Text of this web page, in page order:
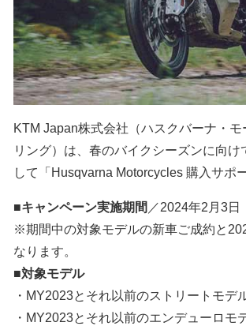
KTM Japan株式会社（ハスクバーナ・
リング）は、春のバイクシーズンに向
して「Husqvarna Motorcycles 購入サポ
■キャンペーン実施期間 ／2024年2月3日
※期間中の対象モデルの新車ご成約と
なります。
■対象モデル
・MY2023とそれ以前のストリートモデ
・MY2023とそれ以前のエンデューロモ